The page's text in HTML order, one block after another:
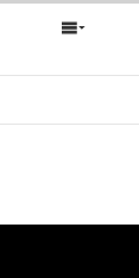
SHOW
LIST